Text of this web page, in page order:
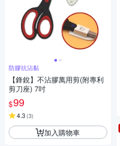
防膠抗沾黏
【鋒銳】不沾膠萬用剪(附專利
剪刀座) 7吋
$99
4.3 (3)
加入購物車